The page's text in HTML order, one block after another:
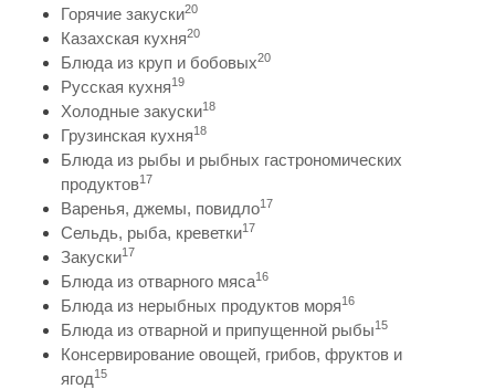
Горячие закуски20
Казахская кухня20
Блюда из круп и бобовых20
Русская кухня19
Холодные закуски18
Грузинская кухня18
Блюда из рыбы и рыбных гастрономических
продуктов17
Варенья, джемы, повидло17
Сельдь, рыба, креветки17
Закуски17
Блюда из отварного мяса16
Блюда из нерыбных продуктов моря16
Блюда из отварной и припущенной рыбы15
Консервирование овощей, грибов, фруктов и
ягод15